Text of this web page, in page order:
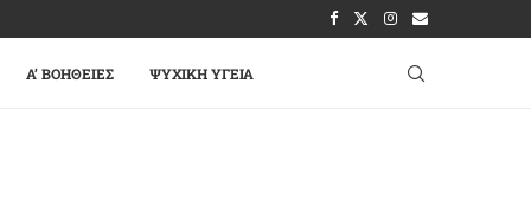
A’ ΒΟΉΘΕΙΕΣ ΨΥΧΙΚΉ ΥΓΕΊΑ